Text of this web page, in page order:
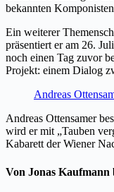
bekannten
Ein weiterer
präsentiert er am 26.
noch einen Tag zuvor
Projekt: einem Dialog
Andreas
Andreas Ottensamer
wird er mit „Tauben
Kabarett der Wiener
Von Jonas